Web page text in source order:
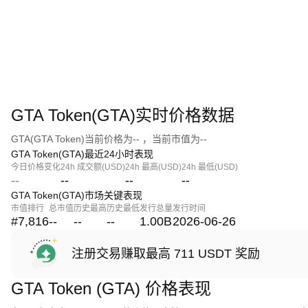
GTA Token(GTA)实时价格数据
GTA(GTA Token)当前价格为-- ，当前市值为--
GTA Token(GTA)最近24小时表现
今日价格变化
--
24h 成交额(USD)
--
24h 最高(USD)
--
24h 最低(USD)
--
GTA Token(GTA)市场关键表现
市值排行
#7,816
总市值
--
历史最高
--
历史最低
--
发行总量
1.00B
发行时间
2026-06-26
注册交易赚取最高 711 USDT 奖励
GTA Token (GTA) 价格表现